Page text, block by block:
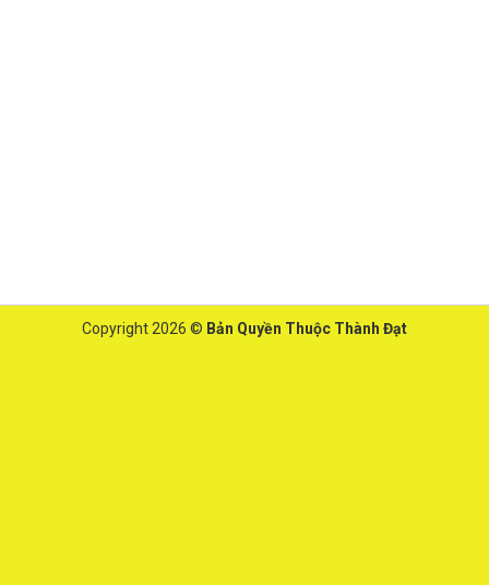
Copyright 2026 © Bản Quyền Thuộc Thành Đạt